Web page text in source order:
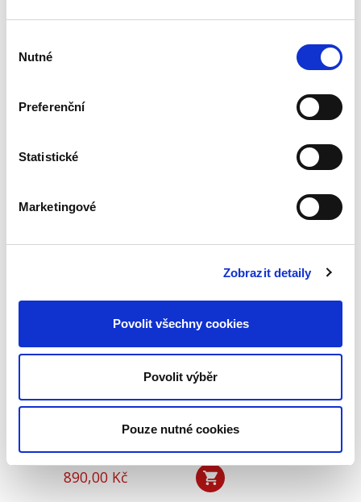
souhlasu
Nutné
Preferenční
Statistické
Marketingové
Zobrazit detaily
Povolit všechny cookies
Povolit výběr
Pouze nutné cookies
Kateřina Frumarová Martin
východisek, tak především platné a účinné
Medicínské právo.
2. VYDÁNÍ
890,00 Kč